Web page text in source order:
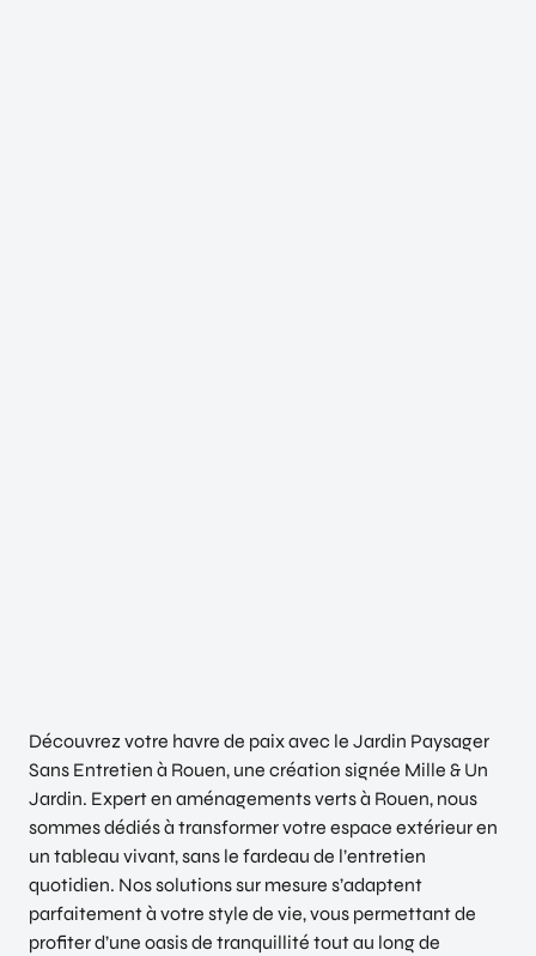
Découvrez votre havre de paix avec le Jardin Paysager
Sans Entretien à Rouen, une création signée Mille & Un
Jardin. Expert en aménagements verts à Rouen, nous
sommes dédiés à transformer votre espace extérieur en
un tableau vivant, sans le fardeau de l’entretien
quotidien. Nos solutions sur mesure s’adaptent
parfaitement à votre style de vie, vous permettant de
profiter d’une oasis de tranquillité tout au long de